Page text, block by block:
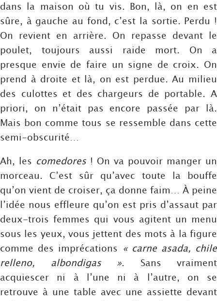
dans la maison où tu vis. Bon, là, on en est
sûre, à gauche au fond, c’est la sortie. Perdu !
On revient en arrière. On repasse devant le
poulet, toujours aussi raide mort. On a
presque envie de faire un signe de croix. On
prend à droite et là, on est perdue. Au milieu
des culottes et des chargeurs de portable. A
priori, on n’était pas encore passée par là.
Mais bon comme tous se ressemble dans cette
semi-obscurité…
Ah, les comedores ! On va pouvoir manger un
morceau. C’est sûr qu’avec toute la bouffe
qu’on vient de croiser, ça donne faim… À peine
l’idée nous effleure qu’on est pris d’assaut par
deux-trois femmes qui vous agitent un menu
sous les yeux, vous jettent des mots à la figure
comme des imprécations « carne asada, chile
relleno, albondigas ». Sans vraiment
acquiescer ni à l’une ni à l’autre, on se
retrouve à une table avec une assiette devant